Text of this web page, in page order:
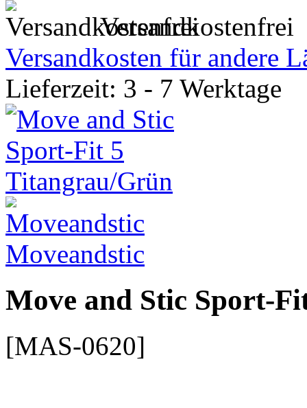
Versandkostenfrei
Versandkosten für andere
Lieferzeit: 3 - 7 Werktage
Moveandstic
Move and Stic Sport-
[MAS-0620]